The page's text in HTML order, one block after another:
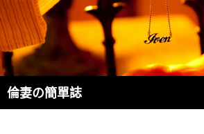
倫妻の簡單誌
Search